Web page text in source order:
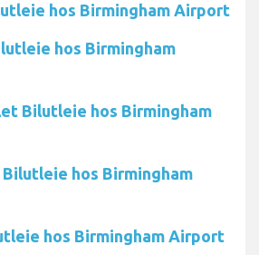
hos Birmingham Airport
hos Birmingham
Bilutleie hos Birmingham
hos Birmingham
hos Birmingham Airport